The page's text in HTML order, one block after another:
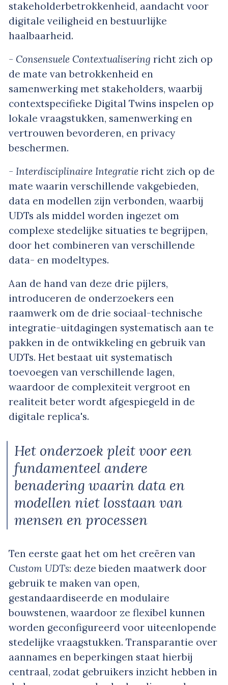
stakeholderbetrokkenheid, aandacht voor
digitale veiligheid en bestuurlijke
haalbaarheid.
- Consensuele Contextualisering richt zich op
de mate van betrokkenheid en
samenwerking met stakeholders, waarbij
contextspecifieke Digital Twins inspelen op
lokale vraagstukken, samenwerking en
vertrouwen bevorderen, en privacy
beschermen.
- Interdisciplinaire Integratie richt zich op de
mate waarin verschillende vakgebieden,
data en modellen zijn verbonden, waarbij
UDTs als middel worden ingezet om
complexe stedelijke situaties te begrijpen,
door het combineren van verschillende
data- en modeltypes.
Aan de hand van deze drie pijlers,
introduceren de onderzoekers een
raamwerk om de drie sociaal-technische
integratie-uitdagingen systematisch aan te
pakken in de ontwikkeling en gebruik van
UDTs. Het bestaat uit systematisch
toevoegen van verschillende lagen,
waardoor de complexiteit vergroot en
realiteit beter wordt afgespiegeld in de
digitale replica's.
Het onderzoek pleit voor een
fundamenteel andere
benadering waarin data en
modellen niet losstaan van
mensen en processen
Ten eerste gaat het om het creëren van
Custom UDTs: deze bieden maatwerk door
gebruik te maken van open,
gestandaardiseerde en modulaire
bouwstenen, waardoor ze flexibel kunnen
worden geconfigureerd voor uiteenlopende
stedelijke vraagstukken. Transparantie over
aannames en beperkingen staat hierbij
centraal, zodat gebruikers inzicht hebben in